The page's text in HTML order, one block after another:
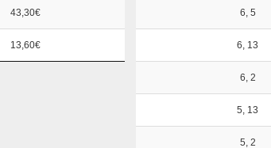
43,30€
13,60€
6, 5
6, 13
6, 2
5, 13
5, 2